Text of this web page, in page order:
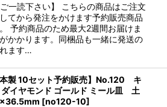
一読下さい】 こちらの商品はご注文
てから発注をかけます予約販売商品
予約商品のため最大2週間お届けま
かかります。同梱品も一緒に発送の
ます…
本製 10セット予約販売】No.120 キ
ダイヤモンド ゴールド ミール皿 土
[no120-10]